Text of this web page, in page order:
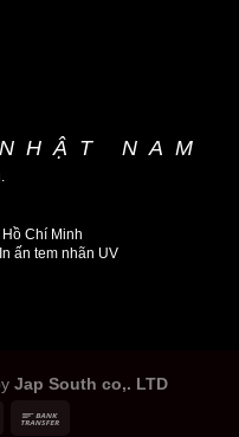
NAM
Chí Minh
ấn tem nhãn UV
Jap South co,. LTD